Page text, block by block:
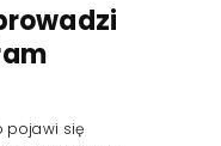
pojawi się